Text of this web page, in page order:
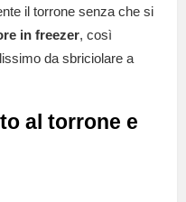
il torrone senza che si
in freezer, così
da sbriciolare a
al torrone e